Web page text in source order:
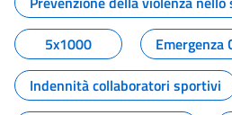
5x1000
Emergenza
Indennità collaboratori sportivi